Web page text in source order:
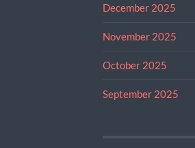
December 2025
November 2025
October 2025
September 2025